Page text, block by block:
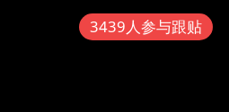
3439人参与跟贴